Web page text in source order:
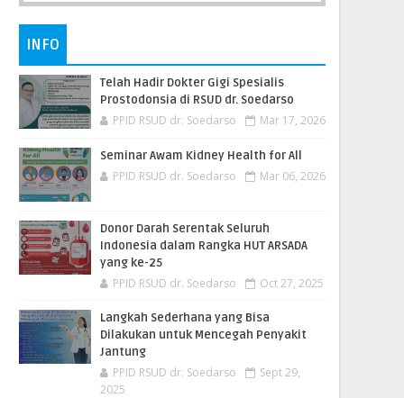
INFO
Telah Hadir Dokter Gigi Spesialis
Prostodonsia di RSUD dr. Soedarso
PPID RSUD dr. Soedarso Mar 17, 2026
Seminar Awam Kidney Health for All
PPID RSUD dr. Soedarso Mar 06, 2026
Donor Darah Serentak Seluruh
Indonesia dalam Rangka HUT ARSADA
yang ke-25
PPID RSUD dr. Soedarso Oct 27, 2025
Langkah Sederhana yang Bisa
Dilakukan untuk Mencegah Penyakit
Jantung
PPID RSUD dr. Soedarso
Sept 29,
2025